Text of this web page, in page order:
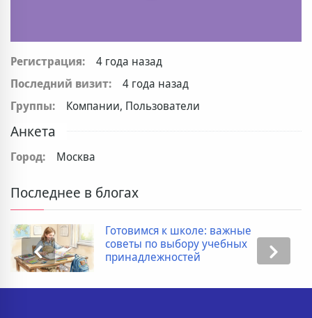
Регистрация:
4 года назад
Последний визит:
4 года назад
Группы:
Компании, Пользователи
Анкета
Город: Москва
Последнее в блогах
Готовимся к школе: важные
советы по выбору учебных
принадлежностей